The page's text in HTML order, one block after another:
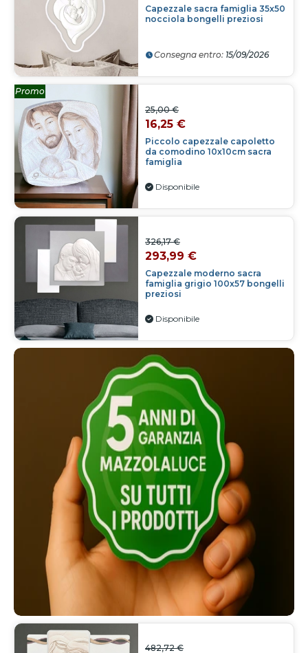
Capezzale sacra famiglia 35x50
nocciola bongelli preziosi
Consegna entro: 15/09/2026
Piccolo capezzale capoletto
da comodino 10x10cm sacra
famiglia
25,00 €
16,25 €
Disponibile
Promo
Capezzale moderno sacra
famiglia grigio 100x57 bongelli
preziosi
326,17 €
293,99 €
Disponibile
482,72 €